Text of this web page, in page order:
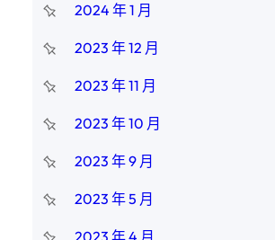
2024 年 1 月
2023 年 12 月
2023 年 11 月
2023 年 10 月
2023 年 9 月
2023 年 5 月